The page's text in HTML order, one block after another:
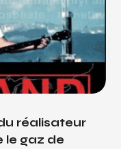
réalisateur
le gaz de